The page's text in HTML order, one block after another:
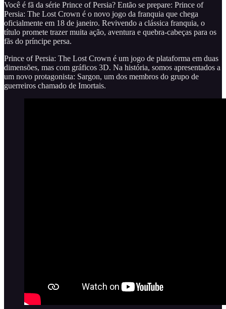
Você é fã da série Prince of Persia? Então se prepare: Prince of
Persia: The Lost Crown é o novo jogo da franquia que chega
oficialmente em 18 de janeiro. Revivendo a clássica franquia, o
título promete trazer muita ação, aventura e quebra-cabeças para os
fãs do príncipe persa.
Prince of Persia: The Lost Crown é um jogo de plataforma em duas
dimensões, mas com gráficos 3D. Na história, somos apresentados a
um novo protagonista: Sargon, um dos membros do grupo de
guerreiros chamado de Imortais.